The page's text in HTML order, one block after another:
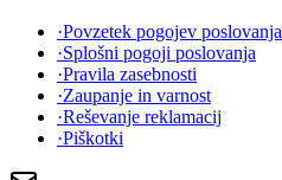
·Povzetek pogojev poslovanja
·Splošni pogoji poslovanja
·Pravila zasebnosti
·Zaupanje in varnost
·Reševanje reklamacij
·Piškotki